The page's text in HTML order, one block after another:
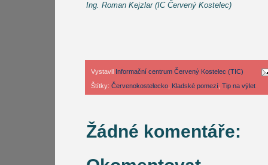
Ing. Roman Kejzlar (IC Červený Kostelec)
Vystavil Informační centrum Červený Kostelec (TIC)
Štítky: Červenokostelecko, Kladské pomezí, Tip na výlet
Žádné komentáře: